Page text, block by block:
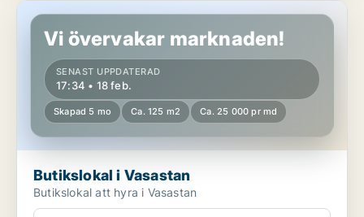
Butikslokal i Vasastan
Vi övervakar marknaden!
SENAST UPPDATERAD
17:34 • 18 feb.
Skapad 5 mo Ca. 125 m2 Ca. 25 000 pr md
Butikslokal i Vasastan
Butikslokal att hyra i Vasastan